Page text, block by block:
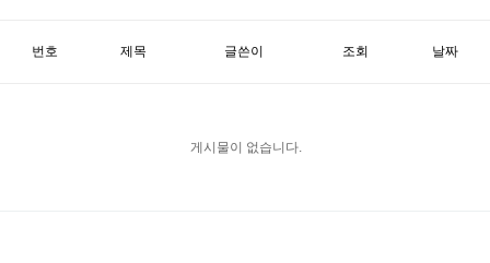
번호 제목 글쓴이 조회 날짜
게시물이 없습니다.